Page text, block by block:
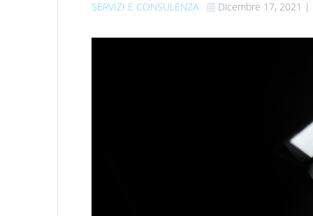
SERVIZI E CONSULENZA Dicembre 17, 2021 |